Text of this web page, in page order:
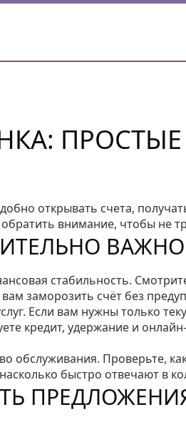
открывать счета,
внимание, чтобы не
стабильность.
заморозить счёт без
Если вам нужны только
кредит, удержание и
обслуживания. Проверьте,
быстро отвечают в